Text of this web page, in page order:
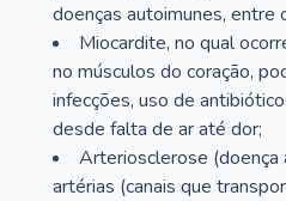
doenças autoimunes, entre
Miocardite, no qual
no músculos do coração,
infecções, uso de
desde falta de ar até dor;
Arteriosclerose (doença
artérias (canais que